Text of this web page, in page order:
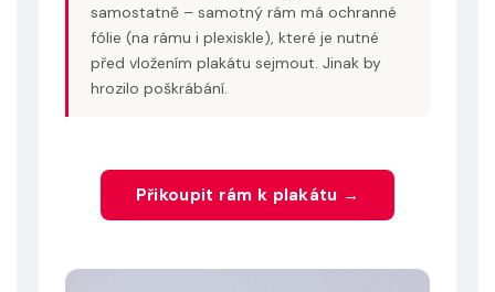
samostatně – samotný rám má ochranné
fólie (na rámu i plexiskle), které je nutné
před vložením plakátu sejmout. Jinak by
hrozilo poškrábání.
Přikoupit rám k plakátu →